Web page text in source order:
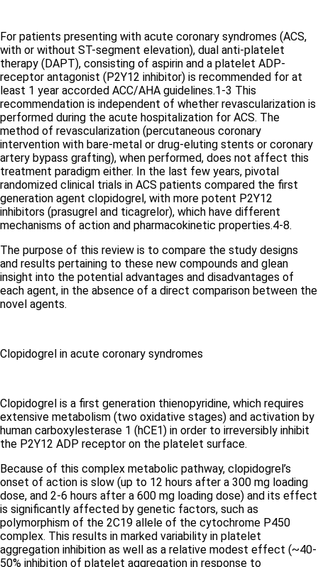
For patients presenting with acute coronary syndromes (ACS,
with or without ST-segment elevation), dual anti-platelet
therapy (DAPT), consisting of aspirin and a platelet ADP-
receptor antagonist (P2Y12 inhibitor) is recommended for at
least 1 year accorded ACC/AHA guidelines.1-3 This
recommendation is independent of whether revascularization is
performed during the acute hospitalization for ACS. The
method of revascularization (percutaneous coronary
intervention with bare-metal or drug-eluting stents or coronary
artery bypass grafting), when performed, does not affect this
treatment paradigm either. In the last few years, pivotal
randomized clinical trials in ACS patients compared the first
generation agent clopidogrel, with more potent P2Y12
inhibitors (prasugrel and ticagrelor), which have different
mechanisms of action and pharmacokinetic properties.4-8.
The purpose of this review is to compare the study designs
and results pertaining to these new compounds and glean
insight into the potential advantages and disadvantages of
each agent, in the absence of a direct comparison between the
novel agents.
Clopidogrel in acute coronary syndromes
Clopidogrel is a first generation thienopyridine, which requires
extensive metabolism (two oxidative stages) and activation by
human carboxylesterase 1 (hCE1) in order to irreversibly inhibit
the P2Y12 ADP receptor on the platelet surface.
Because of this complex metabolic pathway, clopidogrel’s
onset of action is slow (up to 12 hours after a 300 mg loading
dose, and 2-6 hours after a 600 mg loading dose) and its effect
is significantly affected by genetic factors, such as
polymorphism of the 2C19 allele of the cytochrome P450
complex. This results in marked variability in platelet
aggregation inhibition as well as a relative modest effect (~40-
50% inhibition of platelet aggregation in response to